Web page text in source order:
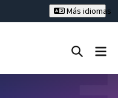
Más idiomas